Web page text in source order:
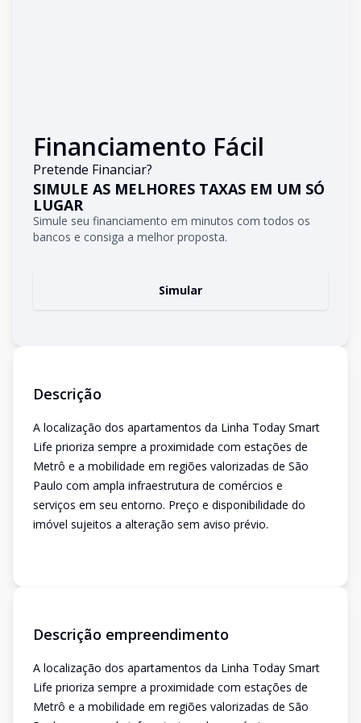
Financiamento Fácil
Pretende Financiar?
SIMULE AS MELHORES TAXAS EM UM SÓ
LUGAR
Simule seu financiamento em minutos com todos os
bancos e consiga a melhor proposta.
Simular
Descrição
A localização dos apartamentos da Linha Today Smart
Life prioriza sempre a proximidade com estações de
Metrô e a mobilidade em regiões valorizadas de São
Paulo com ampla infraestrutura de comércios e
serviços em seu entorno. Preço e disponibilidade do
imóvel sujeitos a alteração sem aviso prévio.
Descrição empreendimento
A localização dos apartamentos da Linha Today Smart
Life prioriza sempre a proximidade com estações de
Metrô e a mobilidade em regiões valorizadas de São